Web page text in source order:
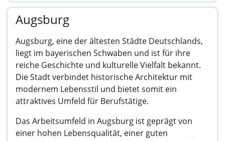
Augsburg
Augsburg, eine der ältesten Städte Deutschlands,
liegt im bayerischen Schwaben und ist für ihre
reiche Geschichte und kulturelle Vielfalt bekannt.
Die Stadt verbindet historische Architektur mit
modernem Lebensstil und bietet somit ein
attraktives Umfeld für Berufstätige.
Das Arbeitsumfeld in Augsburg ist geprägt von
einer hohen Lebensqualität, einer guten